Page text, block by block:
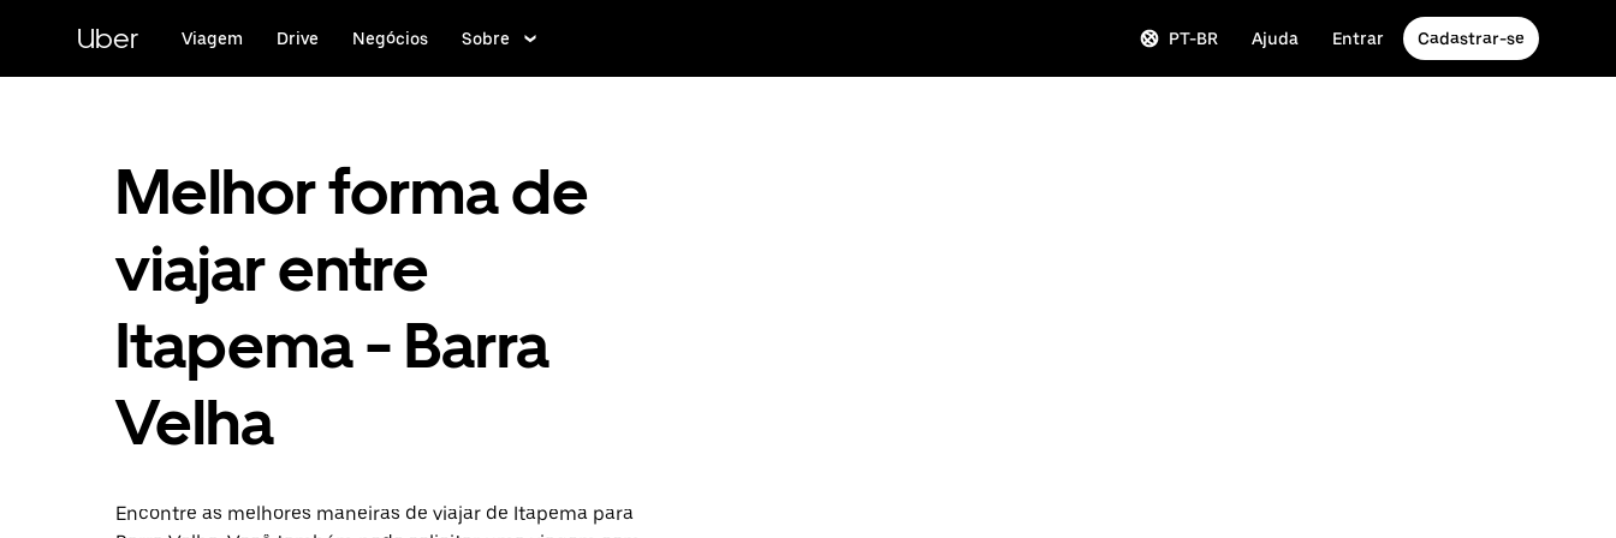
conteúdo
Uber Viagem Drive Negócios Sobre PT-BR Ajuda Entrar Cadastrar-se
Melhor forma de
viajar entre
Itapema - Barra
Velha
Encontre as melhores maneiras de viajar de Itapema para